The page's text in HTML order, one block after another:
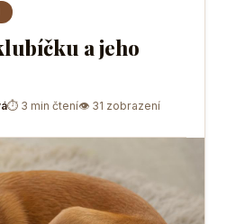
a jeho
⏱ 3 min čtení👁 31 zobrazení